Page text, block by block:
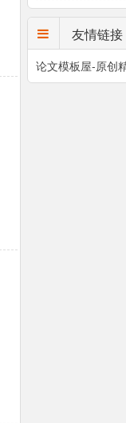
计《恐龙的小秘
友情链接
论文模板屋-原创